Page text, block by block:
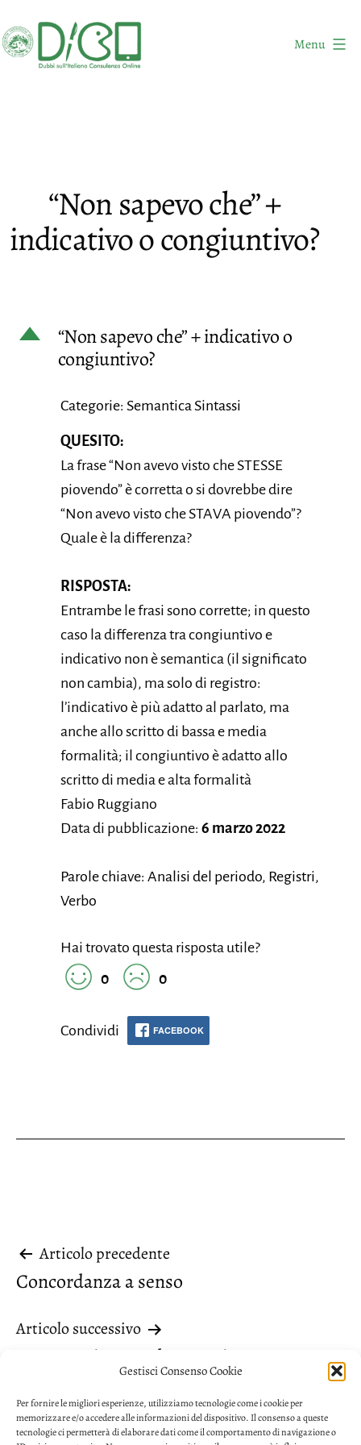
Gestisci Consenso Cookie
Per fornire le migliori esperienze, utilizziamo tecnologie come i cookie per
memorizzare e/o accedere alle informazioni del dispositivo. Il consenso a queste
tecnologie ci permetterà di elaborare dati come il comportamento di navigazione o
al
contenuto
Menu
“Non sapevo che” +
indicativo o congiuntivo?
D
“Non sapevo che” + indicativo o
congiuntivo?
Categorie: Semantica Sintassi
QUESITO:
La frase “Non avevo visto che STESSE
piovendo” è corretta o si dovrebbe dire
“Non avevo visto che STAVA piovendo”?
Quale è la differenza?
RISPOSTA:
Entrambe le frasi sono corrette; in questo
caso la differenza tra congiuntivo e
indicativo non è semantica (il significato
non cambia), ma solo di registro:
l’indicativo è più adatto al parlato, ma
anche allo scritto di bassa e media
formalità; il congiuntivo è adatto allo
scritto di media e alta formalità
Fabio Ruggiano
Data di pubblicazione: 6 marzo 2022
Parole chiave: Analisi del periodo, Registri,
Verbo
Hai trovato questa risposta utile?
0
0
Condividi FACEBOOK
Navigazione
articoli
Articolo precedente
Concordanza a senso
Articolo successivo
Un aggettivo per due nomi